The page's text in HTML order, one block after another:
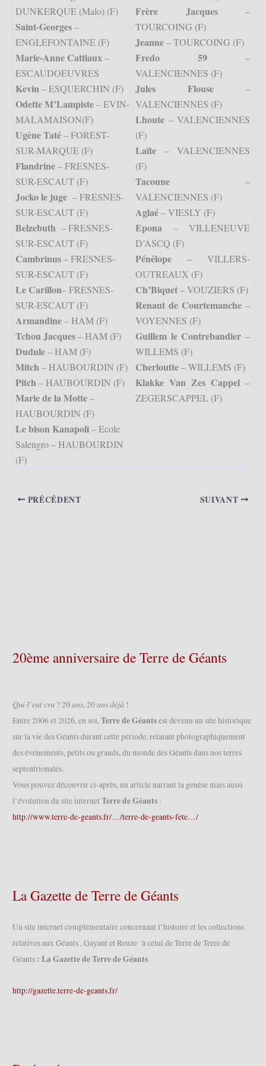
DUNKERQUE (Malo) (F)
Saint-Georges–
ENGLEFONTAINE (F)
Marie-Anne Cattiaux–
ESCAUDOEUVRES
Kevin– ESQUERCHIN (F)
Odette M’Lampiste– EVIN-
MALAMAISON(F)
Ugène Taté– FOREST-
SUR-MARQUE (F)
Flandrine– FRESNES-
SUR-ESCAUT (F)
Jocko le juge – FRESNES-
SUR-ESCAUT (F)
Belzebuth – FRESNES-
SUR-ESCAUT (F)
Cambrinus– FRESNES-
SUR-ESCAUT (F)
Le Carillon– FRESNES-
SUR-ESCAUT (F)
Armandine– HAM (F)
Tchou Jacques– HAM (F)
Dudule– HAM (F)
Mitch– HAUBOURDIN (F)
Pitch– HAUBOURDIN (F)
Marie de la Motte–
HAUBOURDIN (F)
Le bison Kanapoli– Ecole
Salengro – HAUBOURDIN
(F)
Frère Jacques–
TOURCOING (F)
Jeanne– TOURCOING (F)
Fredo 59 –
VALENCIENNES (F)
Jules Flouse–
VALENCIENNES (F)
Lhoute – VALENCIENNES
(F)
Laïte – VALENCIENNES
(F)
Tacoune –
VALENCIENNES (F)
Aglaé– VIESLY (F)
Epona – VILLENEUVE
D’ASCQ (F)
Pénélope – VILLERS-
OUTREAUX (F)
Ch’Biquet– VOUZIERS (F)
Renaut de Courtemanche –
VOYENNES (F)
Guillem le Contrebandier –
WILLEMS (F)
Cherloutte– WILLEMS (F)
Klakke Van Zes Cappel –
ZEGERSCAPPEL (F)
PRÉCÉDENT SUIVANT
20ème anniversaire de Terre de Géants
𝑄𝑢𝑖 𝑙’𝑒𝑢𝑡 𝑐𝑟𝑢 ? 20 𝑎𝑛𝑠, 20 𝑎𝑛𝑠 𝑑𝑒́𝑗𝑎̀ !
Entre 2006 et 2026, en soi,Terre de Géantsest devenu un site historique
sur la vie des Géants durant cette période, relatant photographiquement
des événements, petits ou grands, du monde des Géants dans nos terres
septentrionales.
Vous pouvez découvrir ci-après, un article narrant la genèse mais aussi
l’évolution du site internet Terre de Géants :
http://www.terre-de-geants.fr/…/terre-de-geants-fete…/
La Gazette de Terre de Géants
Un site internet complémentaire concernant l’histoire et les collections
relatives aux Géants , Gayant et Reuze à celui de Terre de Terre de
Géants : La Gazette de Terre de Géants
http://gazette.terre-de-geants.fr/